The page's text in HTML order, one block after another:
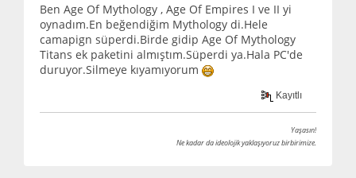
Ben Age Of Mythology , Age Of Empires I ve II yi
oynadım.En beğendiğim Mythology di.Hele
camapign süperdi.Birde gidip Age Of Mythology
Titans ek paketini almıştım.Süperdi ya.Hala PC'de
duruyor.Silmeye kıyamıyorum
Kayıtlı
Yaşasın!
Ne kadar da ideolojik yaklaşıyoruz birbirimize.